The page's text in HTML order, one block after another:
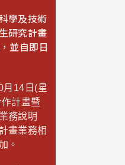
學及技術
研究計畫
並自即日
月14日(星
計畫暨
務說明
畫業務相
。